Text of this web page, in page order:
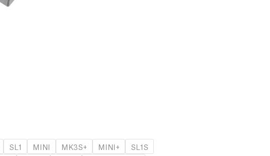
SL1 MINI MK3S+ MINI+
SL1S